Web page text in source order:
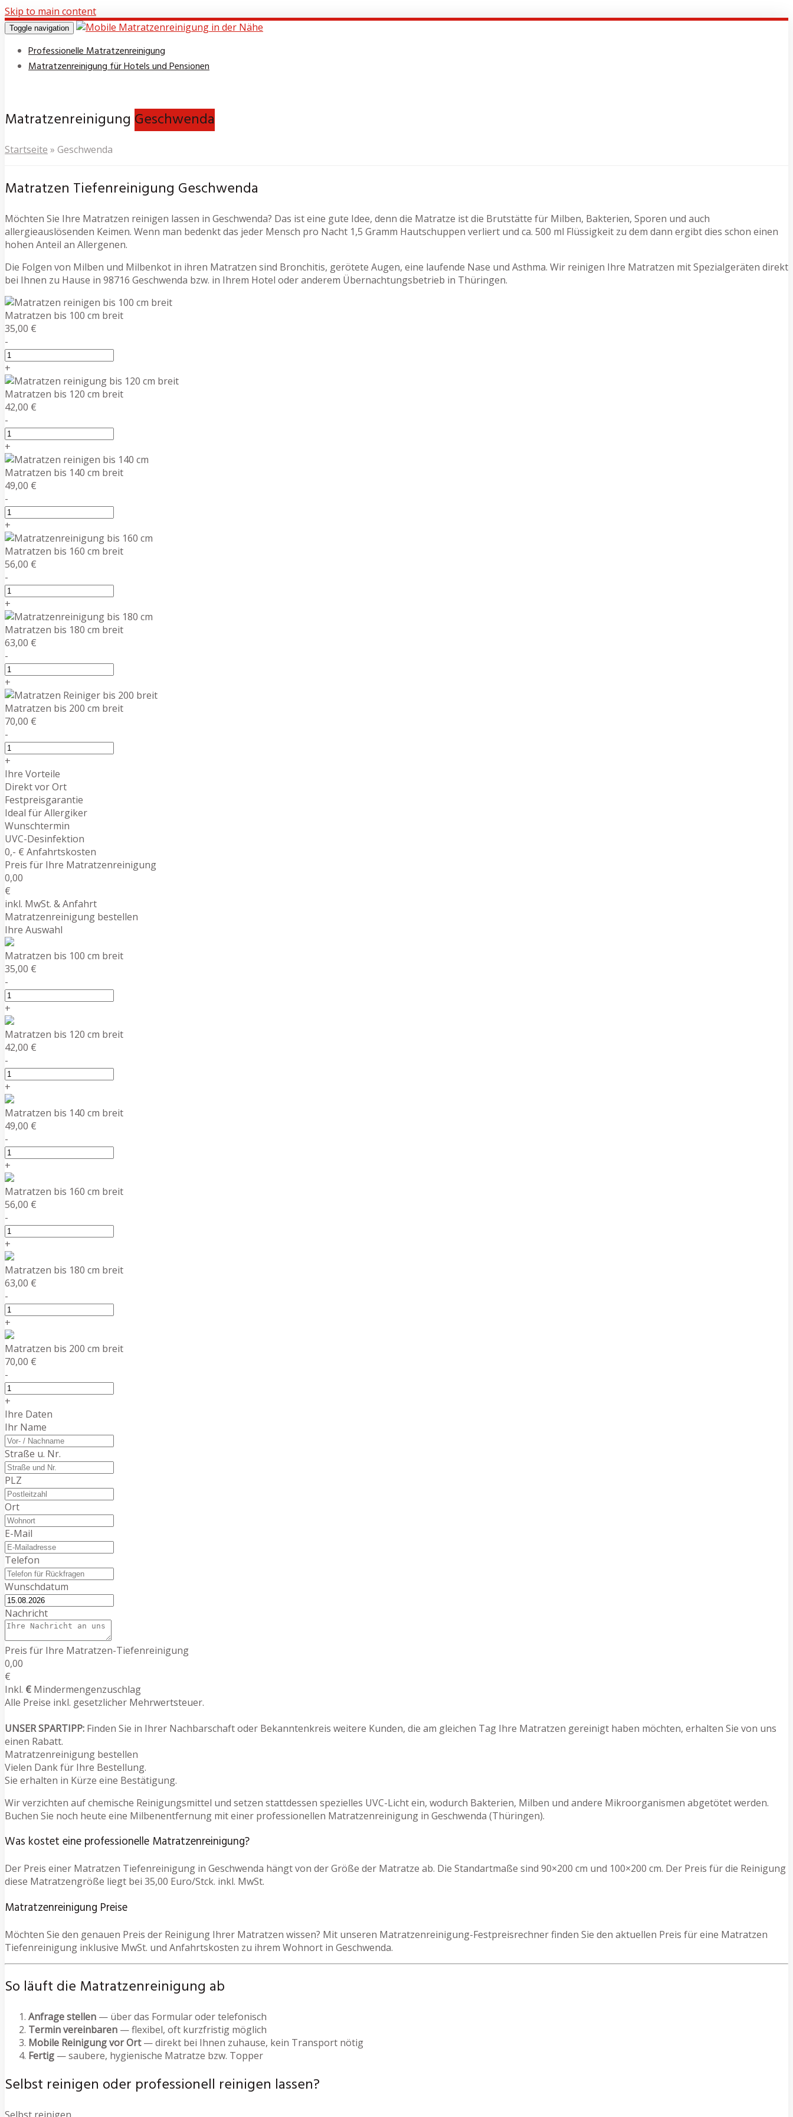
Skip to main content
Toggle navigation
Professionelle Matratzenreinigung
Matratzenreinigung für Hotels und Pensionen
Matratzenreinigung Geschwenda
Startseite » Geschwenda
Matratzen Tiefenreinigung Geschwenda
Möchten Sie Ihre Matratzen reinigen lassen in Geschwenda? Das ist eine gute Idee, denn die Matratze ist die Brutstätte für Milben, Bakterien, Sporen und auch
allergieauslösenden Keimen. Wenn man bedenkt das jeder Mensch pro Nacht 1,5 Gramm Hautschuppen verliert und ca. 500 ml Flüssigkeit zu dem dann ergibt dies schon einen
hohen Anteil an Allergenen.
Die Folgen von Milben und Milbenkot in ihren Matratzen sind Bronchitis, gerötete Augen, eine laufende Nase und Asthma. Wir reinigen Ihre Matratzen mit Spezialgeräten direkt
bei Ihnen zu Hause in 98716 Geschwenda bzw. in Ihrem Hotel oder anderem Übernachtungsbetrieb in Thüringen.
Matratzen bis 100 cm breit
35,00 €
-
+
Matratzen bis 120 cm breit
42,00 €
-
+
Matratzen bis 140 cm breit
49,00 €
-
+
Matratzen bis 160 cm breit
56,00 €
-
+
Matratzen bis 180 cm breit
63,00 €
-
+
Matratzen bis 200 cm breit
70,00 €
-
+
Ihre Vorteile
Direkt vor Ort
Festpreisgarantie
Ideal für Allergiker
Wunschtermin
UVC-Desinfektion
0,- € Anfahrtskosten
Preis für Ihre Matratzenreinigung
0,00
€
inkl. MwSt. & Anfahrt
Matratzenreinigung bestellen
Ihre Auswahl
Matratzen bis 100 cm breit
35,00 €
-
+
Matratzen bis 120 cm breit
42,00 €
-
+
Matratzen bis 140 cm breit
49,00 €
-
+
Matratzen bis 160 cm breit
56,00 €
-
+
Matratzen bis 180 cm breit
63,00 €
-
+
Matratzen bis 200 cm breit
70,00 €
-
+
Ihre Daten
Ihr Name
Straße u. Nr.
PLZ
Ort
E-Mail
Telefon
Wunschdatum
Nachricht
Preis für Ihre Matratzen-Tiefenreinigung
0,00
€
Inkl. € Mindermengenzuschlag
Alle Preise inkl. gesetzlicher Mehrwertsteuer.
UNSER SPARTIPP: Finden Sie in Ihrer Nachbarschaft oder Bekanntenkreis weitere Kunden, die am gleichen Tag Ihre Matratzen gereinigt haben möchten, erhalten Sie von uns
einen Rabatt.
Matratzenreinigung bestellen
Vielen Dank für Ihre Bestellung.
Sie erhalten in Kürze eine Bestätigung.
Wir verzichten auf chemische Reinigungsmittel und setzen stattdessen spezielles UVC-Licht ein, wodurch Bakterien, Milben und andere Mikroorganismen abgetötet werden.
Buchen Sie noch heute eine Milbenentfernung mit einer professionellen Matratzenreinigung in Geschwenda (Thüringen).
Was kostet eine professionelle Matratzenreinigung?
Der Preis einer Matratzen Tiefenreinigung in Geschwenda hängt von der Größe der Matratze ab. Die Standartmaße sind 90×200 cm und 100×200 cm. Der Preis für die Reinigung
diese Matratzengröße liegt bei 35,00 Euro/Stck. inkl. MwSt.
Matratzenreinigung Preise
Möchten Sie den genauen Preis der Reinigung Ihrer Matratzen wissen? Mit unseren Matratzenreinigung-Festpreisrechner finden Sie den aktuellen Preis für eine Matratzen
Tiefenreinigung inklusive MwSt. und Anfahrtskosten zu ihrem Wohnort in Geschwenda.
So läuft die Matratzenreinigung ab
Anfrage stellen — über das Formular oder telefonisch
Termin vereinbaren — flexibel, oft kurzfristig möglich
Mobile Reinigung vor Ort— direkt bei Ihnen zuhause, kein Transport nötig
Fertig — saubere, hygienische Matratze bzw. Topper
Selbst reinigen oder professionell reinigen lassen?